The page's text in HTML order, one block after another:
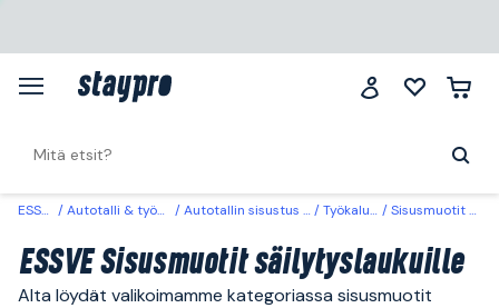
ESSVE Autotalli & työpaikka Autotallin sisustus & säilytys Työkalusäilytys Sisusmuotit säilytyslaukuille
ESSVE Sisusmuotit säilytyslaukuille
Alta löydät valikoimamme kategoriassa sisusmuotit